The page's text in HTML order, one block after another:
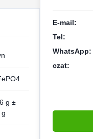
g ±
E-mail:
Tel:
WhatsApp:
czat: